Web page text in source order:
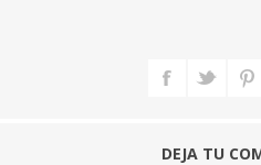
DEJA TU